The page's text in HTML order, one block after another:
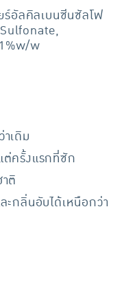
ร์อัลคิลเบนซีนซัลโฟ
w
เดิม
ครั้งแรกที่ซัก
ติ
ะกลิ่นอับได้เหนือกว่า